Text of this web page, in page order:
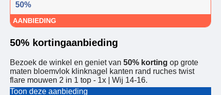
50%
AANBIEDING
50% kortingaanbieding
Bezoek de winkel en geniet van 50% korting op grote
maten bloemvlok klinknagel kanten rand ruches twist
flare mouwen 2 in 1 top - 1x | Wij 14-16.
Toon deze aanbieding